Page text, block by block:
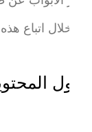
خلال اتباع هذه